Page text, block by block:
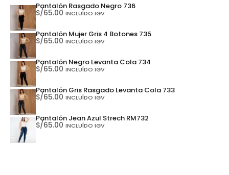
Pantalón Rasgado Negro 736
S/65.00 INCLUÍDO IGV
Pantalón Mujer Gris 4 Botones 735
S/65.00 INCLUÍDO IGV
Pantalón Negro Levanta Cola 734
S/65.00 INCLUÍDO IGV
Pantalón Gris Rasgado Levanta Cola 733
S/65.00 INCLUÍDO IGV
Pantalón Jean Azul Strech RM732
S/65.00 INCLUÍDO IGV